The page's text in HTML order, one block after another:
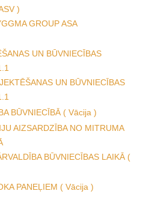
)
GROUP ASA
UN BŪVNIECĪBAS
UN BŪVNIECĪBAS
BŪVNIECĪBĀ ( Vācija )
AIZSARDZĪBA NO MITRUMA
BŪVNIECĪBAS LAIKĀ (
PANEĻIEM ( Vācija )